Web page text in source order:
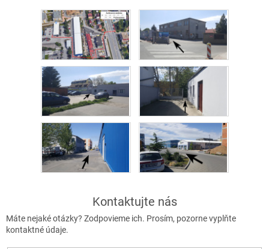
Kontaktujte nás
Máte nejaké otázky? Zodpovieme ich. Prosím, pozorne vyplňte
kontaktné údaje.